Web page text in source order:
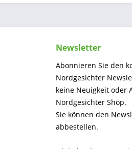
Newsletter
Abonnieren Sie den
Nordgesichter
keine Neuigkeit oder
Nordgesichter Shop.
Sie können den
abbestellen.